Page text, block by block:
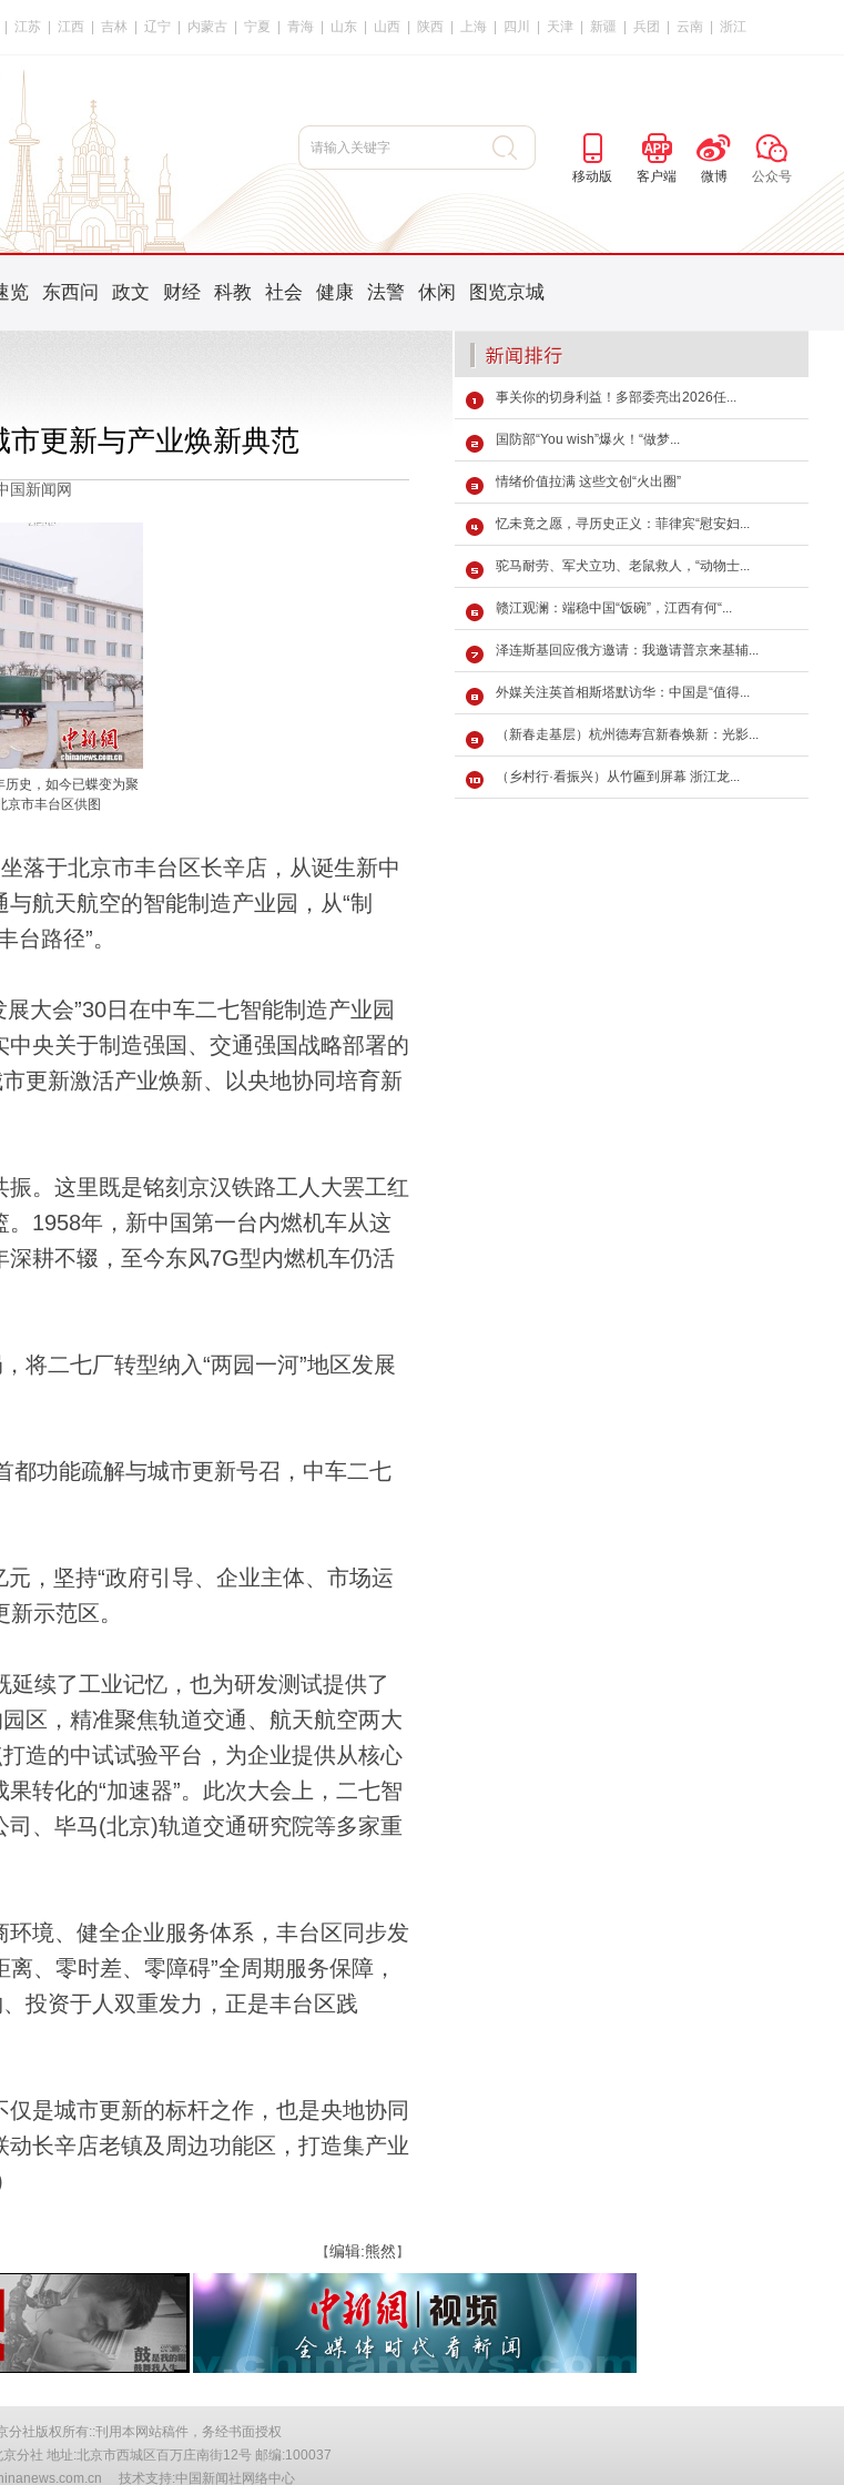
江苏 江西 吉林 辽宁 内蒙古 宁夏 青海 山东 山西 陕西 上海 四川 天津 新疆 兵团 云南 浙江
移动版 客户端 微博 公众号
览 东西问 政文 财经 科教 社会 健康 法警 休闲 图览京城
更新与产业焕新典范
国新闻网
史，如今已蝶变为聚
京市丰台区供图
于北京市丰台区长辛店，从诞生新中
航天航空的智能制造产业园，从“制
台路径”。
大会”30日在中车二七智能制造产业园
央关于制造强国、交通强国战略部署的
更新激活产业焕新、以央地协同培育新
。这里既是铭刻京汉铁路工人大罢工红
1958年，新中国第一台内燃机车从这
耕不辍，至今东风7G型内燃机车仍活
二七厂转型纳入“两园一河”地区发展
功能疏解与城市更新号召，中车二七
，坚持“政府引导、企业主体、市场运
示范区。
续了工业记忆，也为研发测试提供了
区，精准聚焦轨道交通、航天航空两大
造的中试试验平台，为企业提供从核心
转化的“加速器”。此次大会上，二七智
、毕马(北京)轨道交通研究院等多家重
境、健全企业服务体系，丰台区同步发
、零时差、零障碍”全周期服务保障，
投资于人双重发力，正是丰台区践
是城市更新的标杆之作，也是央地协同
长辛店老镇及周边功能区，打造集产业
【编辑:熊然 】
事关你的切身利益！多部委亮出2026任...
国防部“You wish”爆火！“做梦...
情绪价值拉满 这些文创“火出圈”
忆未竟之愿，寻历史正义：菲律宾“慰安妇...
驼马耐劳、军犬立功、老鼠救人，“动物士...
赣江观澜：端稳中国“饭碗”，江西有何“...
泽连斯基回应俄方邀请：我邀请普京来基辅...
外媒关注英首相斯塔默访华：中国是“值得...
（新春走基层）杭州德寿宫新春焕新：光影...
（乡村行·看振兴）从竹匾到屏幕 浙江龙...
分社版权所有::刊用本网站稿件，务经书面授权
分社 地址:北京市西城区百万庄南街12号 邮编:100037
技术支持:中国新闻社网络中心